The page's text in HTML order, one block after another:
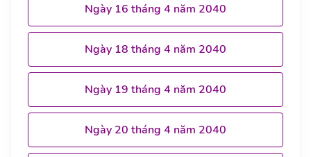
Ngày 16 tháng 4 năm 2040
Ngày 18 tháng 4 năm 2040
Ngày 19 tháng 4 năm 2040
Ngày 20 tháng 4 năm 2040